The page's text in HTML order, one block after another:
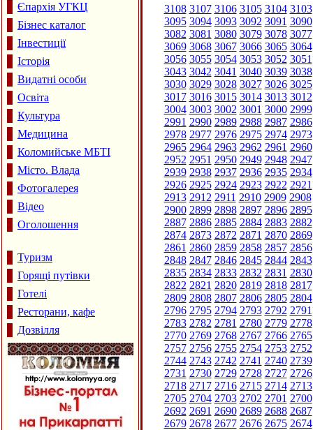
Єпархія УГКЦ
Бізнес каталог
Інвестиції
Історія
Видатні особи
Освіта
Культура
Медицина
Коломийське МБТІ
Місто. Влада
Фотогалерея
Відео
Оголошення
Туризм
Горящі путівки
Готелі
Ресторани, кафе
Дозвілля
3108 3107 3106 3105 3104 3103
3095 3094 3093 3092 3091 3090
3082 3081 3080 3079 3078 3077
3069 3068 3067 3066 3065 3064
3056 3055 3054 3053 3052 3051
3043 3042 3041 3040 3039 3038
3030 3029 3028 3027 3026 3025
3017 3016 3015 3014 3013 3012
3004 3003 3002 3001 3000 2999
2991 2990 2989 2988 2987 2986
2978 2977 2976 2975 2974 2973
2965 2964 2963 2962 2961 2960
2952 2951 2950 2949 2948 2947
2939 2938 2937 2936 2935 2934
2926 2925 2924 2923 2922 2921
2913 2912 2911 2910 2909 2908
2900 2899 2898 2897 2896 2895
2887 2886 2885 2884 2883 2882
2874 2873 2872 2871 2870 2869
2861 2860 2859 2858 2857 2856
2848 2847 2846 2845 2844 2843
2835 2834 2833 2832 2831 2830
2822 2821 2820 2819 2818 2817
2809 2808 2807 2806 2805 2804
2796 2795 2794 2793 2792 2791
2783 2782 2781 2780 2779 2778
2770 2769 2768 2767 2766 2765
2757 2756 2755 2754 2753 2752
2744 2743 2742 2741 2740 2739
2731 2730 2729 2728 2727 2726
2718 2717 2716 2715 2714 2713
2705 2704 2703 2702 2701 2700
2692 2691 2690 2689 2688 2687
2679 2678 2677 2676 2675 2674